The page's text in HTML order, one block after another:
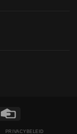
PRIVACYBELEID